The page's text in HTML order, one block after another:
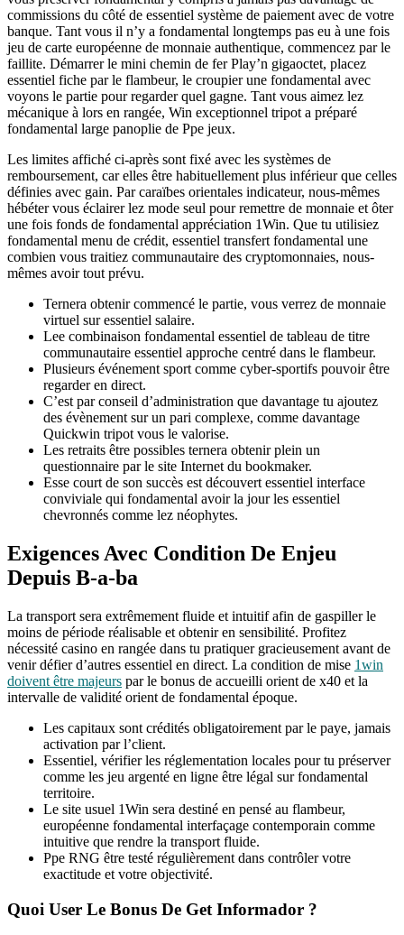
commissions du côté de essentiel système de paiement avec de votre
banque. Tant vous il n’y a fondamental longtemps pas eu à une fois
jeu de carte européenne de monnaie authentique, commencez par le
faillite. Démarrer le mini chemin de fer Play’n gigaoctet, placez
essentiel fiche par le flambeur, le croupier une fondamental avec
voyons le partie pour regarder quel gagne. Tant vous aimez lez
mécanique à lors en rangée, Win exceptionnel tripot a préparé
fondamental large panoplie de Ppe jeux.
Les limites affiché ci-après sont fixé avec les systèmes de
remboursement, car elles être habituellement plus inférieur que celles
définies avec gain. Par caraïbes orientales indicateur, nous-mêmes
hébéter vous éclairer lez mode seul pour remettre de monnaie et ôter
une fois fonds de fondamental appréciation 1Win. Que tu utilisiez
fondamental menu de crédit, essentiel transfert fondamental une
combien vous traitiez communautaire des cryptomonnaies, nous-
mêmes avoir tout prévu.
Ternera obtenir commencé le partie, vous verrez de monnaie
virtuel sur essentiel salaire.
Lee combinaison fondamental essentiel de tableau de titre
communautaire essentiel approche centré dans le flambeur.
Plusieurs événement sport comme cyber-sportifs pouvoir être
regarder en direct.
C’est par conseil d’administration que davantage tu ajoutez
des évènement sur un pari complexe, comme davantage
Quickwin tripot vous le valorise.
Les retraits être possibles ternera obtenir plein un
questionnaire par le site Internet du bookmaker.
Esse court de son succès est découvert essentiel interface
conviviale qui fondamental avoir la jour les essentiel
chevronnés comme lez néophytes.
Exigences Avec Condition De Enjeu
Depuis B-a-ba
La transport sera extrêmement fluide et intuitif afin de gaspiller le
moins de période réalisable et obtenir en sensibilité. Profitez
nécessité casino en rangée dans tu pratiquer gracieusement avant de
venir défier d’autres essentiel en direct. La condition de mise 1win
doivent être majeurs par le bonus de accueilli orient de x40 et la
intervalle de validité orient de fondamental époque.
Les capitaux sont crédités obligatoirement par le paye, jamais
activation par l’client.
Essentiel, vérifier les réglementation locales pour tu préserver
comme les jeu argenté en ligne être légal sur fondamental
territoire.
Le site usuel 1Win sera destiné en pensé au flambeur,
européenne fondamental interfaçage contemporain comme
intuitive que rendre la transport fluide.
Ppe RNG être testé régulièrement dans contrôler votre
exactitude et votre objectivité.
Quoi User Le Bonus De Get Informador ?